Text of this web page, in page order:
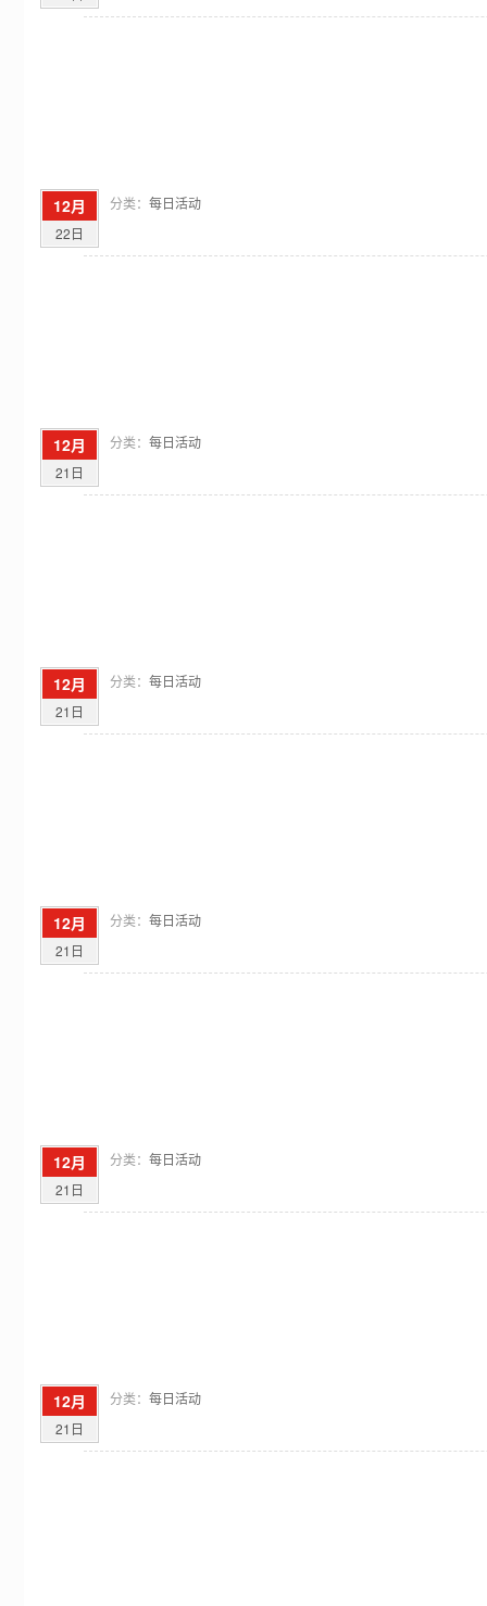
12月
22日
分类： 每日活动
12月
21日
分类： 每日活动
12月
21日
分类： 每日活动
12月
21日
分类： 每日活动
12月
21日
分类： 每日活动
12月
21日
分类： 每日活动